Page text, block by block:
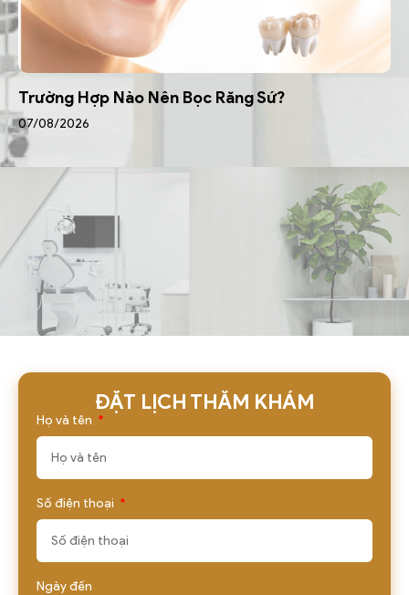
Trường Hợp Nào Nên Bọc Răng Sứ?
07/08/2026
ĐẶT LỊCH THĂM KHÁM
Họ và tên
Số điện thoại
Ngày đến